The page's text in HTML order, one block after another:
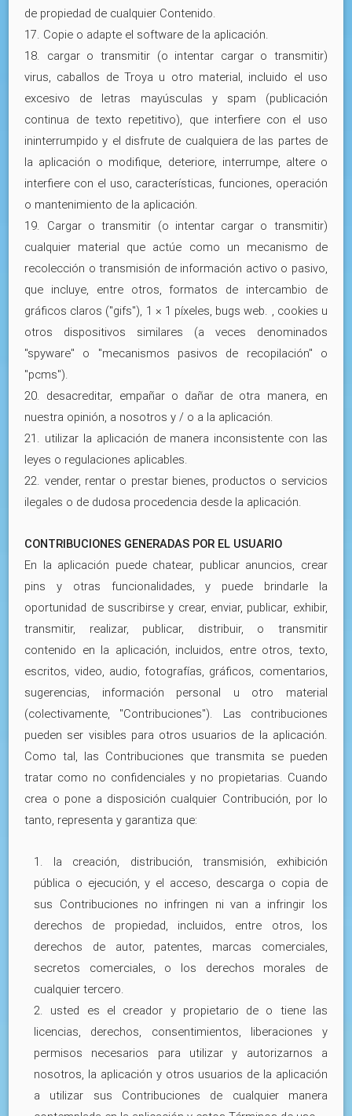
de propiedad de cualquier Contenido.
17. Copie o adapte el software de la aplicación.
18. cargar o transmitir (o intentar cargar o transmitir)
virus, caballos de Troya u otro material, incluido el uso
excesivo de letras mayúsculas y spam (publicación
continua de texto repetitivo), que interfiere con el uso
ininterrumpido y el disfrute de cualquiera de las partes de
la aplicación o modifique, deteriore, interrumpe, altere o
interfiere con el uso, características, funciones, operación
o mantenimiento de la aplicación.
19. Cargar o transmitir (o intentar cargar o transmitir)
cualquier material que actúe como un mecanismo de
recolección o transmisión de información activo o pasivo,
que incluye, entre otros, formatos de intercambio de
gráficos claros ("gifs"), 1 × 1 píxeles, bugs web. , cookies u
otros dispositivos similares (a veces denominados
"spyware" o "mecanismos pasivos de recopilación" o
"pcms").
20. desacreditar, empañar o dañar de otra manera, en
nuestra opinión, a nosotros y / o a la aplicación.
21. utilizar la aplicación de manera inconsistente con las
leyes o regulaciones aplicables.
22. vender, rentar o prestar bienes, productos o servicios
ilegales o de dudosa procedencia desde la aplicación.
CONTRIBUCIONES GENERADAS POR EL USUARIO
En la aplicación puede chatear, publicar anuncios, crear
pins y otras funcionalidades, y puede brindarle la
oportunidad de suscribirse y crear, enviar, publicar, exhibir,
transmitir, realizar, publicar, distribuir, o transmitir
contenido en la aplicación, incluidos, entre otros, texto,
escritos, video, audio, fotografías, gráficos, comentarios,
sugerencias, información personal u otro material
(colectivamente, "Contribuciones"). Las contribuciones
pueden ser visibles para otros usuarios de la aplicación.
Como tal, las Contribuciones que transmita se pueden
tratar como no confidenciales y no propietarias. Cuando
crea o pone a disposición cualquier Contribución, por lo
tanto, representa y garantiza que:
1. la creación, distribución, transmisión, exhibición
pública o ejecución, y el acceso, descarga o copia de
sus Contribuciones no infringen ni van a infringir los
derechos de propiedad, incluidos, entre otros, los
derechos de autor, patentes, marcas comerciales,
secretos comerciales, o los derechos morales de
cualquier tercero.
2. usted es el creador y propietario de o tiene las
licencias, derechos, consentimientos, liberaciones y
permisos necesarios para utilizar y autorizarnos a
nosotros, la aplicación y otros usuarios de la aplicación
a utilizar sus Contribuciones de cualquier manera